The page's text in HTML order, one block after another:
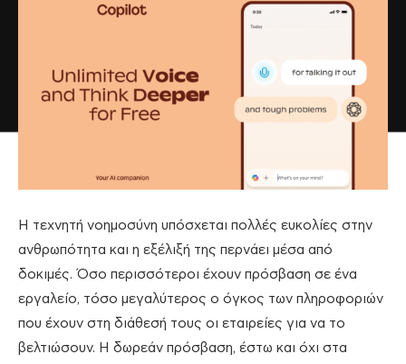
Η τεχνητή νοημοσύνη υπόσχεται πολλές ευκολίες στην
ανθρωπότητα και η εξέλιξή της περνάει μέσα από
δοκιμές. Όσο περισσότεροι έχουν πρόσβαση σε ένα
εργαλείο, τόσο μεγαλύτερος ο όγκος των πληροφοριών
που έχουν στη διάθεσή τους οι εταιρείες για να το
βελτιώσουν. Η δωρεάν πρόσβαση, έστω και όχι στα